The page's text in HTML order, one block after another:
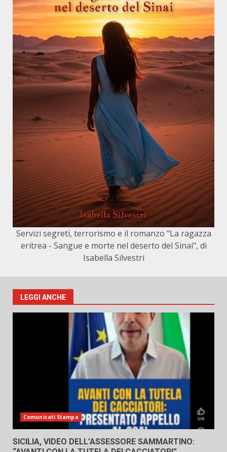
Servizi segreti, terrorismo e il romanzo "La ragazza
eritrea - Sangue e morte nel deserto del Sinai", di
Isabella Silvestri
LEGGI ANCHE
Comunicati Stampa
SICILIA, VIDEO DELL’ASSESSORE SAMMARTINO: